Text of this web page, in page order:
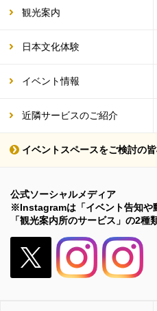
観光案内
日本文化体験
イベント情報
近隣サービスのご紹介
イベントスペースをご検討の
公式ソーシャルメディア
※Instagramは「イベント告知や
「観光案内所のサービス」の2種